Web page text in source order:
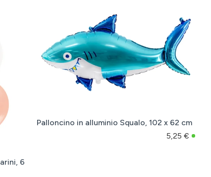
6
Palloncino in alluminio Squalo, 102 x 62 cm
5,25 €